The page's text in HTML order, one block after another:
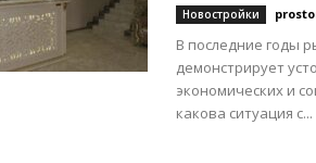
Новостройки
В последние годы
демонстрирует
экономических и
какова ситуация с...